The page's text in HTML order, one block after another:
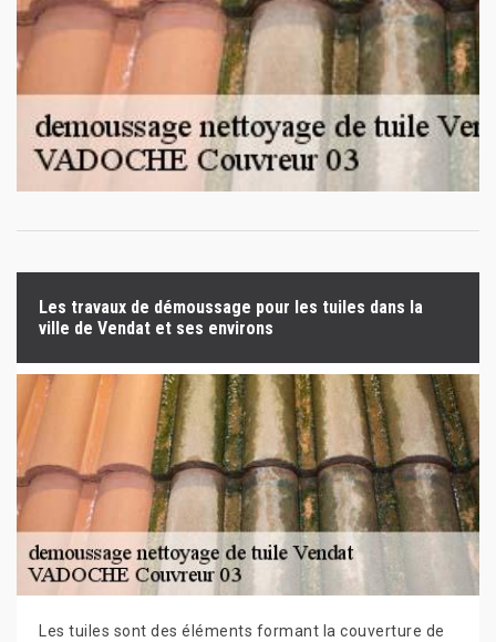
Les travaux de démoussage pour les tuiles dans la
ville de Vendat et ses environs
Les tuiles sont des éléments formant la couverture de